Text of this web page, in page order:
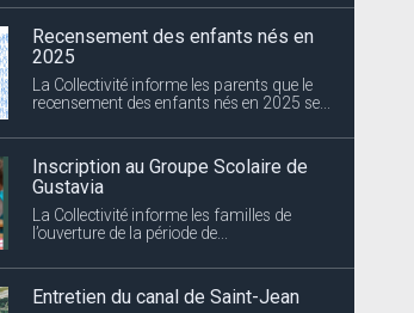
Recensement des enfants nés en
2025
La Collectivité informe les parents que le
recensement des enfants nés en 2025 se...
Inscription au Groupe Scolaire de
Gustavia
La Collectivité informe les familles de
l’ouverture de la période de...
Entretien du canal de Saint-Jean